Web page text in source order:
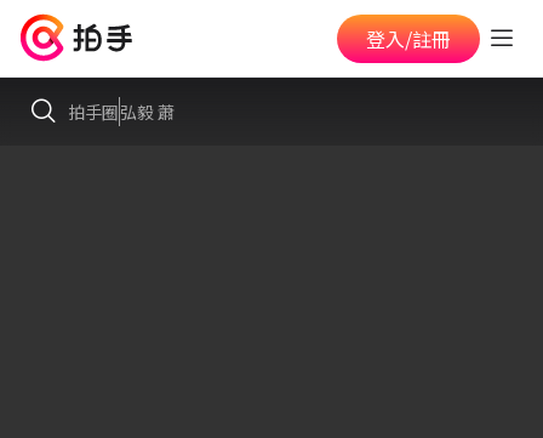
登入/註冊
拍手圈弘毅 蕭